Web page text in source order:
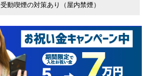
受動喫煙の対策あり（屋内禁煙）